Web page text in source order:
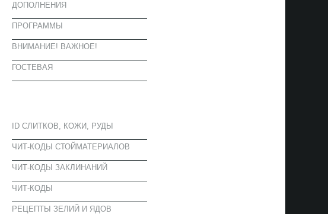
ДОПОЛНЕНИЯ
ПРОГРАММЫ
ВНИМАНИЕ! ВАЖНОЕ!
ГОСТЕВАЯ
ID СЛИТКОВ, КОЖИ, РУДЫ
ЧИТ-КОДЫ СТОЙМАТЕРИАЛОВ
ЧИТ-КОДЫ ЗАКЛИНАНИЙ
ЧИТ-КОДЫ
РЕЦЕПТЫ ЗЕЛИЙ И ЯДОВ